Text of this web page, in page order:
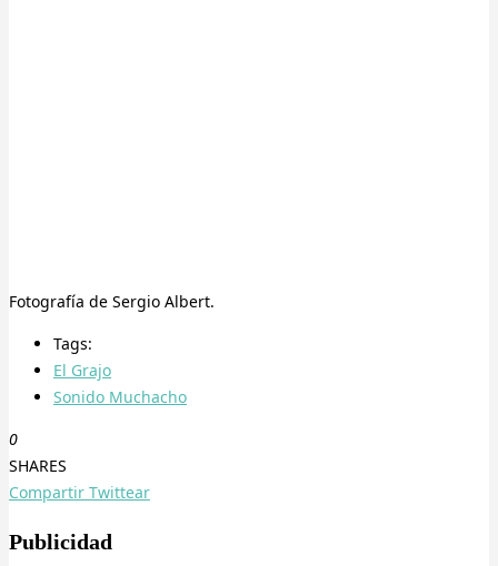
Fotografía de Sergio Albert.
Tags:
El Grajo
Sonido Muchacho
0
SHARES
Compartir Twittear
Publicidad